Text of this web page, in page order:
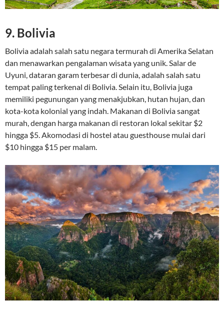
9. Bolivia
Bolivia adalah salah satu negara termurah di Amerika Selatan
dan menawarkan pengalaman wisata yang unik. Salar de
Uyuni, dataran garam terbesar di dunia, adalah salah satu
tempat paling terkenal di Bolivia. Selain itu, Bolivia juga
memiliki pegunungan yang menakjubkan, hutan hujan, dan
kota-kota kolonial yang indah. Makanan di Bolivia sangat
murah, dengan harga makanan di restoran lokal sekitar $2
hingga $5. Akomodasi di hostel atau guesthouse mulai dari
$10 hingga $15 per malam.